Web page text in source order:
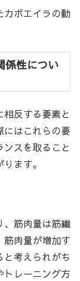
カポエイラの動
係性につい
反する要素と
にはこれらの要
スを取ること
ます。
、筋肉量は筋繊
筋肉量が増加す
考えられがち
トレーニング方